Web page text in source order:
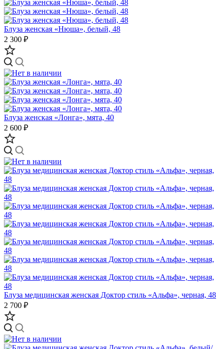
Блуза женская «Нюша», белый, 48
2 300 ₽
Блуза женская «Лонга», мята, 40
2 600 ₽
Блуза медицинская женская Доктор стиль «Альфа», черная, 48
2 700 ₽